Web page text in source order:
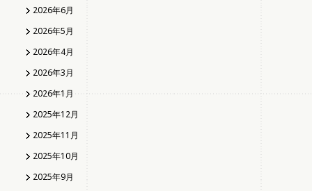
2026年6月
2026年5月
2026年4月
2026年3月
2026年1月
2025年12月
2025年11月
2025年10月
2025年9月